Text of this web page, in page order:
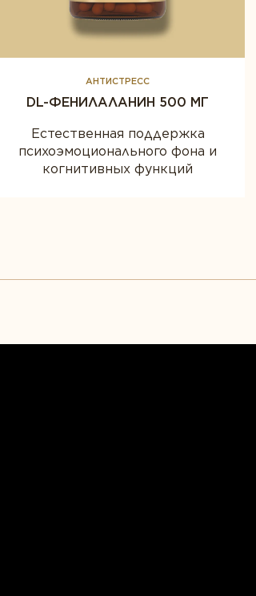
АНТИСТРЕСС
DL-ФЕНИЛАЛАНИН 500 МГ
Естественная поддержка
психоэмоционального фона и
когнитивных функций